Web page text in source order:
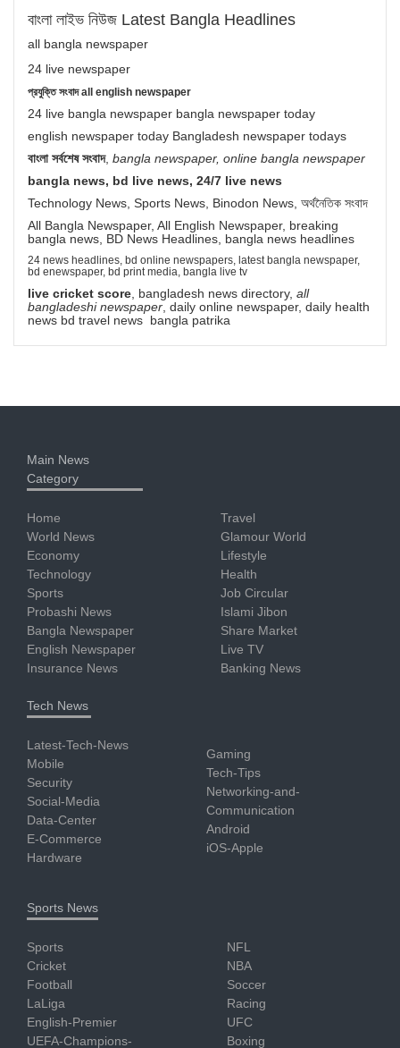
বাংলা লাইভ নিউজ Latest Bangla Headlines
all bangla newspaper
24 live newspaper
প্রযুক্তি সংবাদ all english newspaper
24 live bangla newspaper bangla newspaper today
english newspaper today Bangladesh newspaper todays
বাংলা সর্বশেষ সংবাদ, bangla newspaper, online bangla newspaper
bangla news, bd live news, 24/7 live news
Technology News, Sports News, Binodon News, অর্থনৈতিক সংবাদ
All Bangla Newspaper, All English Newspaper, breaking
bangla news, BD News Headlines, bangla news headlines
24 news headlines, bd online newspapers, latest bangla newspaper,
bd enewspaper, bd print media, bangla live tv
live cricket score, bangladesh news directory, all
bangladeshi newspaper, daily online newspaper, daily health
news bd travel news bangla patrika
Main News
Category
Home
World News
Economy
Technology
Sports
Probashi News
Bangla Newspaper
English Newspaper
Insurance News
Travel
Glamour World
Lifestyle
Health
Job Circular
Islami Jibon
Share Market
Live TV
Banking News
Tech News
Latest-Tech-News
Mobile
Security
Social-Media
Data-Center
E-Commerce
Hardware
Gaming
Tech-Tips
Networking-and-
Communication
Android
iOS-Apple
Sports News
Sports
Cricket
Football
LaLiga
English-Premier
UEFA-Champions-
NFL
NBA
Soccer
Racing
UFC
Boxing